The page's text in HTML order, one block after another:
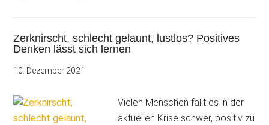
nicht
–
Optimismus
lernen
Zerknirscht, schlecht gelaunt, lustlos? Positives
Denken lässt sich lernen
10. Dezember 2021
Vielen Menschen fällt es in der
aktuellen Krise schwer, positiv zu